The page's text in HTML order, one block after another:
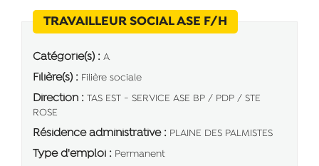
TRAVAILLEUR SOCIAL ASE F/H
Catégorie(s) : A
Filière(s) : Filière sociale
Direction : TAS EST - SERVICE ASE BP / PDP / STE
ROSE
Résidence administrative : PLAINE DES PALMISTES
Type d'emploi : Permanent